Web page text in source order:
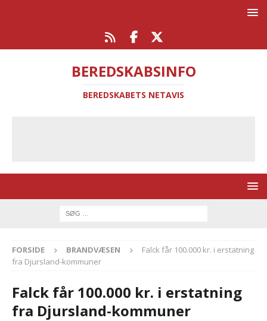
BEREDSKABSINFO
BEREDSKABETS NETAVIS
FORSIDE BRANDVÆSEN
Falck får 100.000 kr. i erstatning
fra Djursland-kommuner
Falck får 100.000 kr. i erstatning
fra Djursland-kommuner